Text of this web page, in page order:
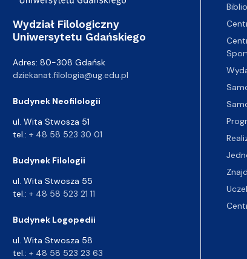
Wydział Filologiczny
Uniwersytetu Gdańskiego
Adres: 80-308 Gdańsk
dziekanat.filologia@ug.edu.pl
Budynek Neofilologii
ul. Wita Stwosza 51
tel.: + 48 58 523 30 01
Budynek Filologii
ul. Wita Stwosza 55
tel.: + 48 58 523 21 11
Budynek Logopedii
ul. Wita Stwosza 58
tel.: + 48 58 523 23 63